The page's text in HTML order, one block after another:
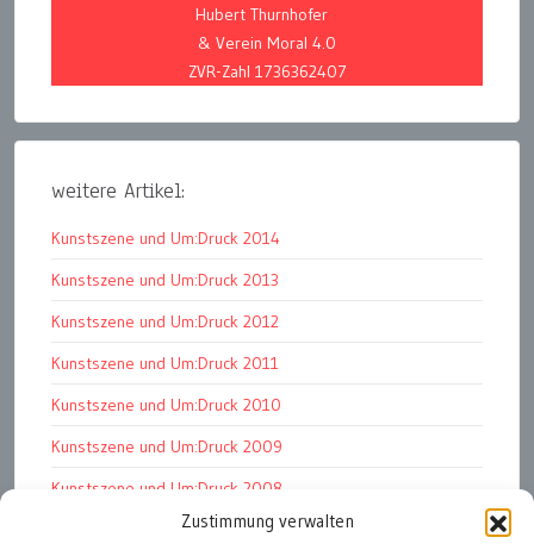
Zustimmung verwalten
Hubert Thurnhofer
& Verein Moral 4.0
ZVR-Zahl 1736362407
weitere Artikel:
Kunstszene und Um:Druck 2014
Kunstszene und Um:Druck 2013
Kunstszene und Um:Druck 2012
Kunstszene und Um:Druck 2011
Kunstszene und Um:Druck 2010
Kunstszene und Um:Druck 2009
Kunstszene und Um:Druck 2008
Kunstszene und Um:Druck 2007